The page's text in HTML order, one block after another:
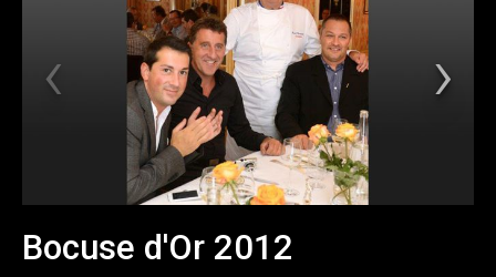
Bocuse d'Or 2012